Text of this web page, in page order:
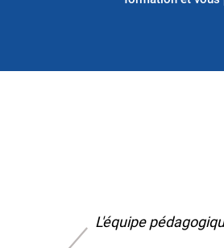
L'équipe